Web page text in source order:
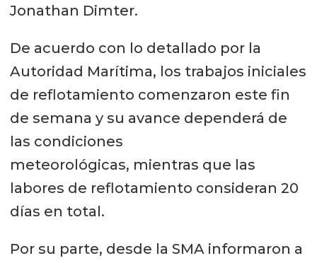
Jonathan Dimter.
De acuerdo con lo detallado por la
Autoridad Marítima, los trabajos iniciales
de reflotamiento comenzaron este fin
de semana y su avance dependerá de
las condiciones
meteorológicas, mientras que las
labores de reflotamiento consideran 20
días en total.
Por su parte, desde la SMA informaron a